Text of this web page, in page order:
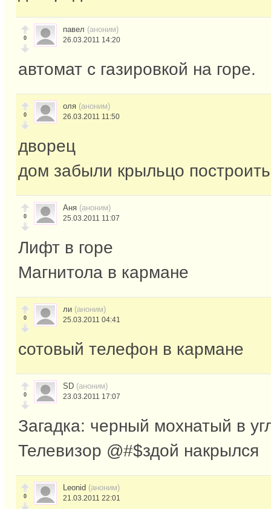
0
павел (аноним)
26.03.2011 14:20
автомат с газировкой на горе.
0
оля (аноним)
26.03.2011 11:50
дворец
дом забыли крыльцо построить
0
Аня (аноним)
25.03.2011 11:07
Лифт в горе
Магнитола в кармане
0
ли (аноним)
25.03.2011 04:41
сотовый телефон в кармане
0
SD (аноним)
23.03.2011 17:07
Загадка: черный мохнатый в
Телевизор @#$здой накрылся
0
Leonid (аноним)
21.03.2011 22:01